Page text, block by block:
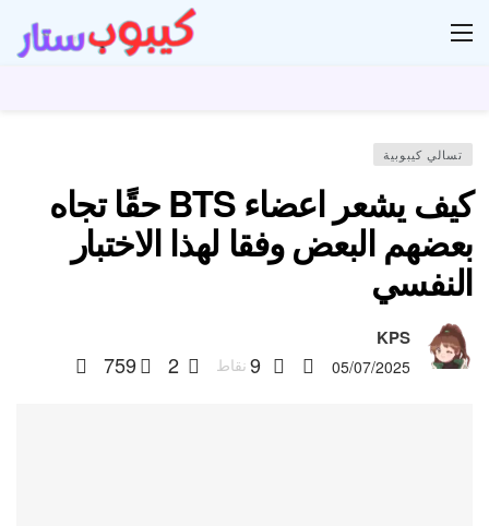
تسالي كيبوبية
كيف يشعر اعضاء BTS حقًا تجاه
بعضهم البعض وفقا لهذا الاختبار
النفسي
KPS
05/07/2025
9 نقاط 2
759